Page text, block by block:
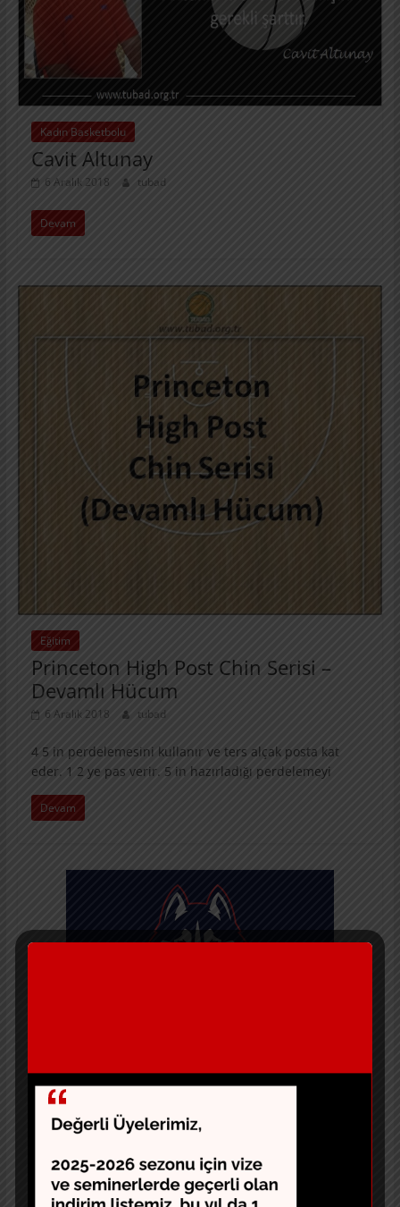
Kadın Basketbolu
Cavit Altunay
6 Aralık 2018 tubad
Devam
Eğitim
Princeton High Post Chin Serisi –
Devamlı Hücum
6 Aralık 2018 tubad
4 5 in perdelemesini kullanır ve ters alçak posta kat
eder. 1 2 ye pas verir. 5 in hazırladığı perdelemeyi
Devam
UCONN Huskies- 4 Low Chicago
5 Aralık 2018 tubad
1 top çıkarır diğer oyuncular 4 aşağı şeklinde dizilir. 4 ve